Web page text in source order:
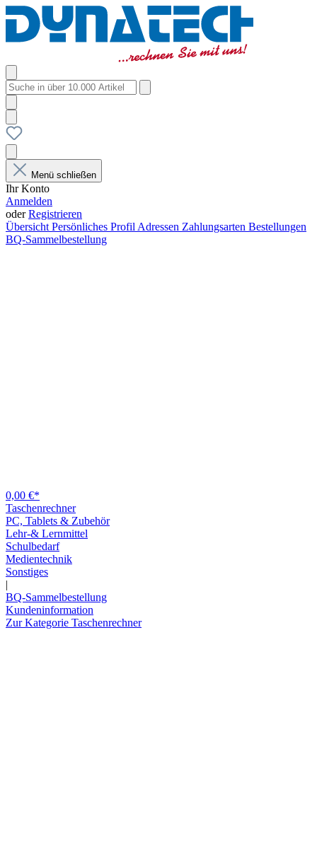
Menü schließen
Ihr Konto
Anmelden
oderRegistrieren
Übersicht Persönliches Profil Adressen Zahlungsarten Bestellungen
BQ-Sammelbestellung
0,00 €*
Taschenrechner
PC, Tablets & Zubehör
Lehr-& Lernmittel
Schulbedarf
Medientechnik
Sonstiges
|
BQ-Sammelbestellung
Kundeninformation
Zur Kategorie Taschenrechner